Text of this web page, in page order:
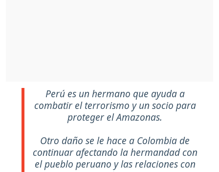
Perú es un hermano que ayuda a
combatir el terrorismo y un socio para
proteger el Amazonas.
Otro daño se le hace a Colombia de
continuar afectando la hermandad con
el pueblo peruano y las relaciones con